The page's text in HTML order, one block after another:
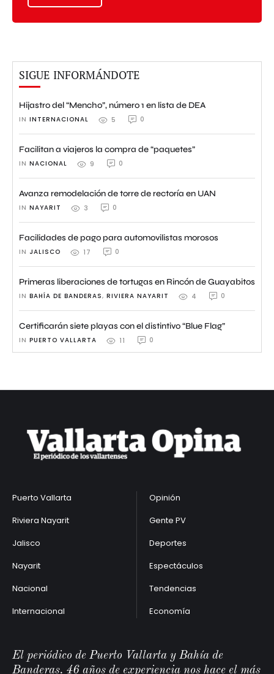
SIGUE INFORMÁNDOTE
Hijastro del “Mencho”, número 1 en lista de DEA
IN INTERNACIONAL 5 0
Facilitan a viajeros la compra de “paquetes”
IN NACIONAL 9 0
Avanza remodelación de torre de rectoría en UAN
IN NAYARIT 3 0
Facilidades de pago para automovilistas morosos
IN JALISCO 17 0
Primeras liberaciones de tortugas en Rincón de Guayabitos
IN BAHÍA DE BANDERAS, RIVIERA NAYARIT 4 0
Certificarán siete playas con el distintivo “Blue Flag”
IN PUERTO VALLARTA 11 0
Puerto Vallarta
Riviera Nayarit
Jalisco
Nayarit
Nacional
Internacional
Opinión
Gente PV
Deportes
Espectáculos
Tendencias
Economía
El periódico de Puerto Vallarta y Bahía de
Banderas. 46 años de experiencia nos hace el más